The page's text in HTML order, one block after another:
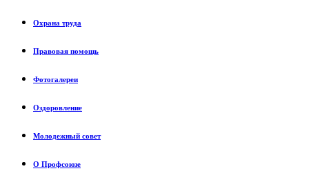
Охрана труда
Правовая помощь
Фотогалереи
Оздоровление
Молодежный совет
О Профсоюзе